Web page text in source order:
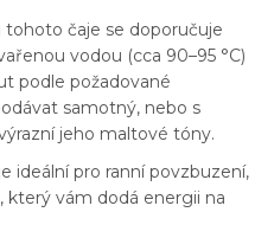
tohoto čaje se doporučuje
vodou (cca 90–95 °C)
podle požadované
samotný, nebo s
jeho maltové tóny.
ideální pro ranní povzbuzení,
který vám dodá energii na